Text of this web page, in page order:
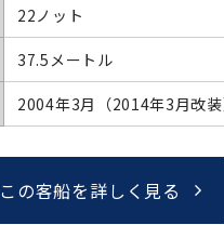
22ノット
37.5メートル
2004年3月（2014年3月改装
この客船を詳しく見る